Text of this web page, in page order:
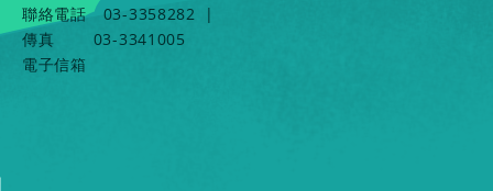
聯絡電話
03-3358282
|
傳真
03-3341005
電子信箱